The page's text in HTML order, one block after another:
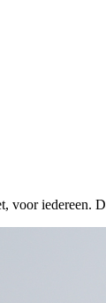
voor iedereen.